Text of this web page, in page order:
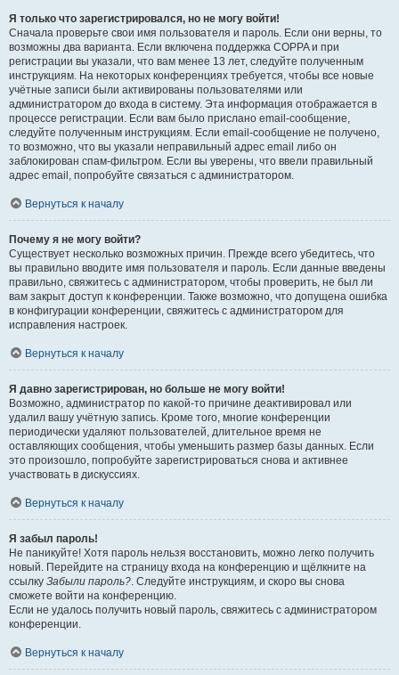
Я только что зарегистрировался, но не могу войти!
Сначала проверьте свои имя пользователя и пароль. Если они верны, то
возможны два варианта. Если включена поддержка COPPA и при
регистрации вы указали, что вам менее 13 лет, следуйте полученным
инструкциям. На некоторых конференциях требуется, чтобы все новые
учётные записи были активированы пользователями или
администратором до входа в систему. Эта информация отображается в
процессе регистрации. Если вам было прислано email-сообщение,
следуйте полученным инструкциям. Если email-сообщение не получено,
то возможно, что вы указали неправильный адрес email либо он
заблокирован спам-фильтром. Если вы уверены, что ввели правильный
адрес email, попробуйте связаться с администратором.
Вернуться к началу
Почему я не могу войти?
Существует несколько возможных причин. Прежде всего убедитесь, что
вы правильно вводите имя пользователя и пароль. Если данные введены
правильно, свяжитесь с администратором, чтобы проверить, не был ли
вам закрыт доступ к конференции. Также возможно, что допущена ошибка
в конфигурации конференции, свяжитесь с администратором для
исправления настроек.
Вернуться к началу
Я давно зарегистрирован, но больше не могу войти!
Возможно, администратор по какой-то причине деактивировал или
удалил вашу учётную запись. Кроме того, многие конференции
периодически удаляют пользователей, длительное время не
оставляющих сообщения, чтобы уменьшить размер базы данных. Если
это произошло, попробуйте зарегистрироваться снова и активнее
участвовать в дискуссиях.
Вернуться к началу
Я забыл пароль!
Не паникуйте! Хотя пароль нельзя восстановить, можно легко получить
новый. Перейдите на страницу входа на конференцию и щёлкните на
ссылку Забыли пароль?. Следуйте инструкциям, и скоро вы снова
сможете войти на конференцию.
Если не удалось получить новый пароль, свяжитесь с администратором
конференции.
Вернуться к началу